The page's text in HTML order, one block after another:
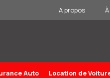
A propos
Auto Location de